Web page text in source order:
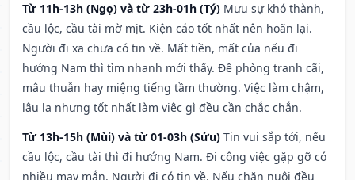
Từ 11h-13h (Ngọ) và từ 23h-01h (Tý) Mưu sự khó thành,
cầu lộc, cầu tài mờ mịt. Kiện cáo tốt nhất nên hoãn lại.
Người đi xa chưa có tin về. Mất tiền, mất của nếu đi
hướng Nam thì tìm nhanh mới thấy. Đề phòng tranh cãi,
mâu thuẫn hay miệng tiếng tầm thường. Việc làm chậm,
lâu la nhưng tốt nhất làm việc gì đều cần chắc chắn.
Từ 13h-15h (Mùi) và từ 01-03h (Sửu) Tin vui sắp tới, nếu
cầu lộc, cầu tài thì đi hướng Nam. Đi công việc gặp gỡ có
nhiều may mắn. Người đi có tin về. Nếu chăn nuôi đều